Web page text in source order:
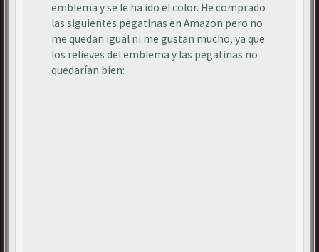
emblema y se le ha ido el color. He comprado
las siguientes pegatinas en Amazon pero no
me quedan igual ni me gustan mucho, ya que
los relieves del emblema y las pegatinas no
quedarían bien: